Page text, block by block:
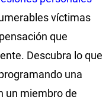
víctimas
que
Descubra lo que
una
un miembro de